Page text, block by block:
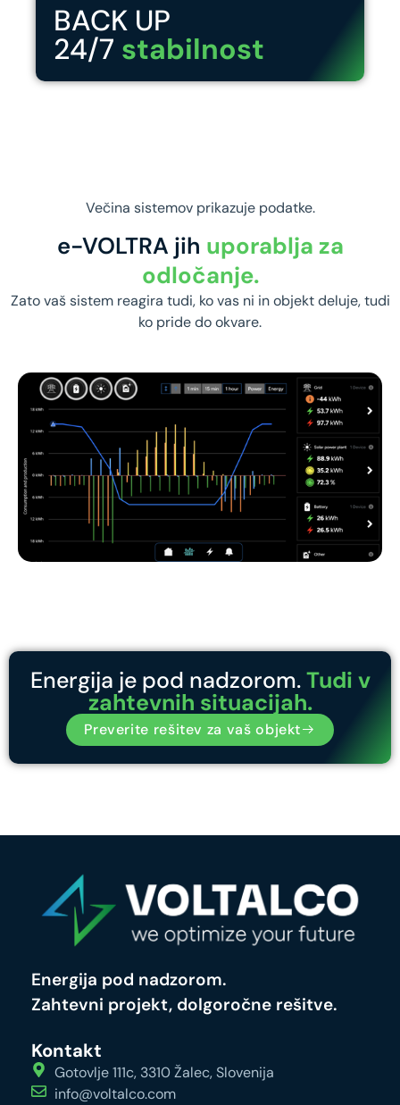
BACK UP
24/7 stabilnost
Večina sistemov prikazuje podatke.
e-VOLTRA jih uporablja za
odločanje.
Zato vaš sistem reagira tudi, ko vas ni in objekt deluje, tudi
ko pride do okvare.
Energija je pod nadzorom.Tudi v
zahtevnih situacijah.
Preverite rešitev za vaš objekt
Energija pod nadzorom.
Zahtevni projekt, dolgoročne rešitve.
Kontakt
Gotovlje 111c, 3310 Žalec, Slovenija
info@voltalco.com